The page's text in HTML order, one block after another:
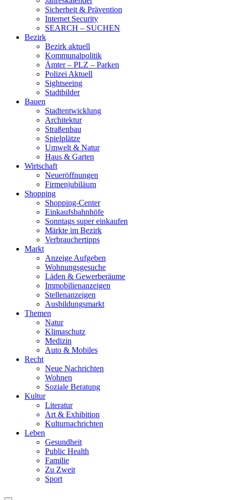
Sicherheit & Prävention
Internet Security
SEARCH – SUCHEN
Bezirk
Bezirk aktuell
Kommunalpolitik
Ämter – PLZ – Parken
Polizei Aktuell
Sightseeing
Stadtbilder
Bauen
Stadtentwicklung
Architektur
Straßenbau
Spielplätze
Umwelt & Natur
Haus & Garten
Wirtschaft
Neueröffnungen
Firmenjubiläum
Shopping
Shopping-Center
Einkaufsbahnhöfe
Sonntags super einkaufen
Märkte im Bezirk
Verbrauchertipps
Markt
Anzeige Aufgeben
Wohnungsgesuche
Läden & Gewerberäume
Immobilienanzeigen
Stellenanzeigen
Ausbildungsmarkt
Themen
Natur
Klimaschutz
Medizin
Auto & Mobiles
Recht
Neue Nachrichten
Wohnen
Soziale Beratung
Kultur
Literatur
Art & Exhibition
Kulturnachrichten
Leben
Gesundheit
Public Health
Familie
Zu Zweit
Sport